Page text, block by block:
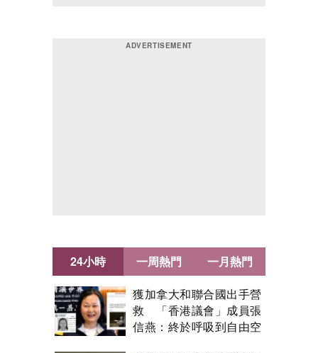
24小時
獲加拿大和聯合國出手營
救 「香港議會」成員張
信燕：終於呼吸到自由空
一周熱門 一月熱門